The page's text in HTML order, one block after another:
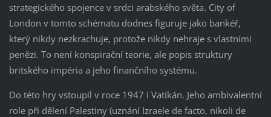
strategického spojence v srdci arabského světa. City of
London v tomto schématu dodnes figuruje jako bankéř,
který nikdy nezkrachuje, protože nikdy nehraje s vlastními
penězi. To není konspirační teorie, ale popis struktury
britského impéria a jeho finančního systému.
Do této hry vstoupil v roce 1947 i Vatikán. Jeho ambivalentní
role při dělení Palestiny (uznání Izraele de facto, nikoli de